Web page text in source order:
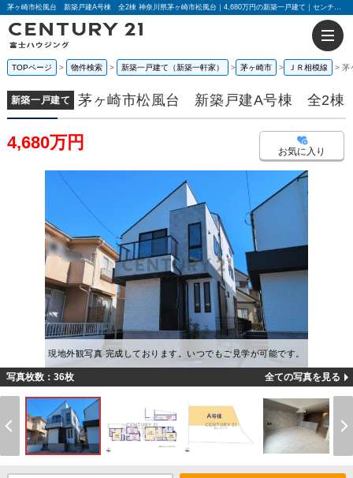
茅ヶ崎市松風台 新築戸建A号棟 全2棟 神奈川県茅ヶ崎市松風台｜4,680万円の新築一戸建て｜センチュリー21富士ハウジング
TOPページ 物件検索 新築一戸建て（新築一軒家） 茅ヶ崎市 ＪＲ相模線 茅
新築一戸建て 茅ヶ崎市松風台 新築戸建A号棟 全2棟
4,680万円 お気に入り
現地外観写真 完成しております。いつでもご見学が可能です。
写真枚数：36枚 全ての写真を見る